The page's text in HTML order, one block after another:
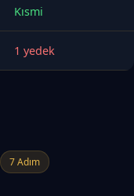
Kısmi
1 yedek
7 Adım